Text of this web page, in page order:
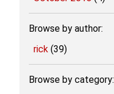
Browse by author:
rick (39)
Browse by category: